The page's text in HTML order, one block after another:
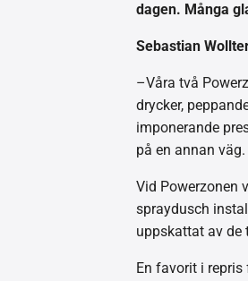
dagen. Många
Sebastian
–Våra två
drycker,
imponerande
på en annan väg.
Vid Powerzonen
spraydusch
uppskattat av de
En favorit i